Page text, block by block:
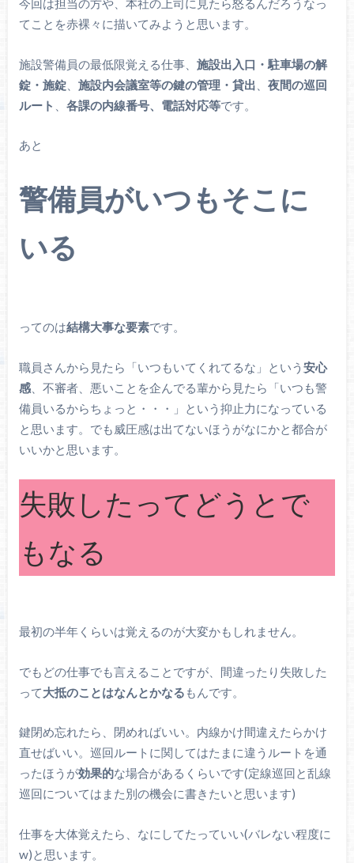
今回は担当の方や、本社の上司に見たら怒るんだろうなっ
てことを赤裸々に描いてみようと思います。
施設警備員の最低限覚える仕事、 施設出入口・駐車場の解
錠・施錠、 施設内会議室等の鍵の管理・貸出
夜間の巡回
ルート
各課の内線番号、電話対応等です。
あと
警備員がいつもそこに
いる
ってのは結構大事な要素です。
職員さんから見たら「いつもいてくれてるな」という 安心
感、不審者、悪いことを企んでる輩から見たら「いつも警
備員いるからちょっと・・・」という抑止力になっている
と思います。でも威圧感は出てないほうがなにかと都合が
いいかと思います。
失敗したってどうとで
もなる
最初の半年くらいは覚えるのが大変かもしれません。
でもどの仕事でも言えることですが、間違ったり失敗した
って大抵のことはなんとかなる もんです。
鍵閉め忘れたら、閉めればいい。内線かけ間違えたらかけ
直せばいい。巡回ルートに関してはたまに違うルートを通
ったほうが効果的な場合があるくらいです(定線巡回と乱線
巡回についてはまた別の機会に書きたいと思います)
仕事を大体覚えたら、なにしてたっていい(バレない程度に
w)と思います。